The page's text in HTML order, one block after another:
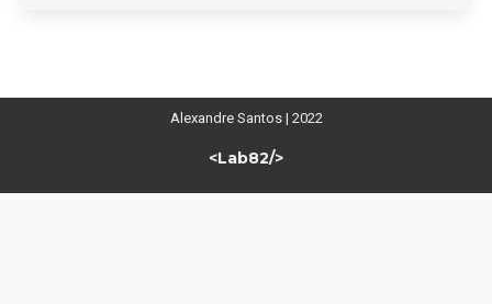
Alexandre Santos | 2022
<Lab82/>